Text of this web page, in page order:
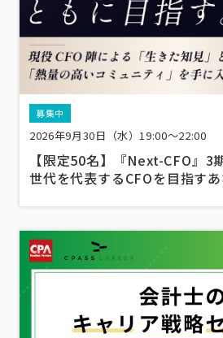
募集中
2026年9月30日（水）19:00～22:00
【限定50名】『Next-CFO』3
世代を代表するCFOを目指す